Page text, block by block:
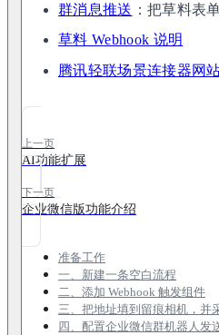
群消息推送 ：把草料表
草料 Webhook 说明
腾讯轻联场景连接器网
上一页
AI功能扩展
下一页
企业微信版功能介绍
准备工作
一、新建一条空白流程
二、添加 Webhook 触发组件
三、把地址填到留痕相机，并
四、配置企业微信群机器人发